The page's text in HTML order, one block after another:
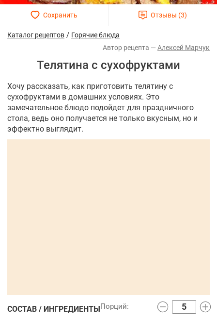
Каталог рецептов / Горячие блюда
Алексей Марчук
Телятина с сухофруктами
Хочу рассказать, как приготовить телятину с
сухофруктами в домашних условиях. Это
замечательное блюдо подойдет для праздничного
стола, ведь оно получается не только вкусным, но и
эффектно выглядит.
СОСТАВ / ИНГРЕДИЕНТЫ